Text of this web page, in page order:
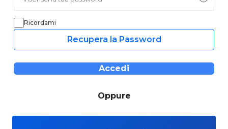
Ricordami
Recupera la Password
Accedi
Oppure